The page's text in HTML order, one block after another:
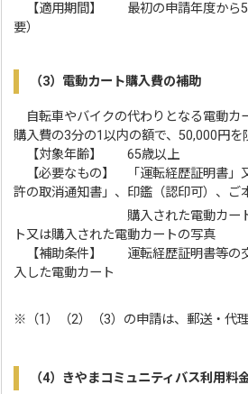
【適用期間】 最初の申請年度から5
要）
（3）電動カート購入費の補助
自転車やバイクの代わりとなる電動カ
購入費の3分の1以内の額で、50,000円を
【対象年齢】 65歳以上
【必要なもの】 「運転経歴証明書」
許の取消通知書」、印鑑（認印可）、ご
購入された電動カートの領
ト又は購入された電動カートの写真
【補助条件】 運転経歴証明書等の
入した電動カート
※（1）（2）（3）の申請は、郵送・代理
（4）きやまコミュニティバス利用料